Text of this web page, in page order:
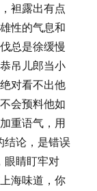
袒露出有点
性的气息和
总是徐缓慢
吊儿郎当小
对看不出他
会预料他如
重语气，用
结论，是错误
眼睛盯牢对
海味道，你